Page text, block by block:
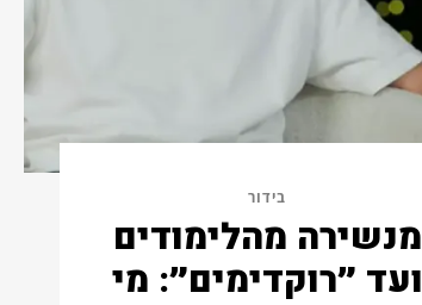
בידור
מנשירה מהלימודים
ועד ״רוקדימים״: מי